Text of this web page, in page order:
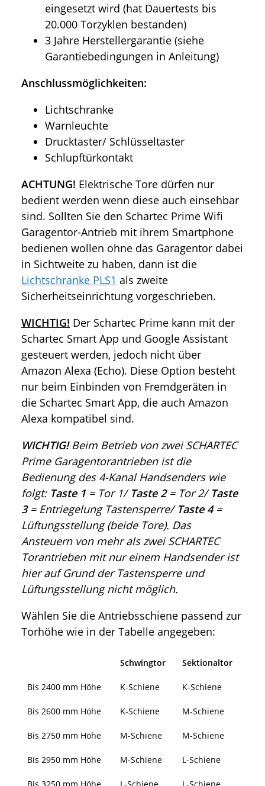
eingesetzt wird (hat Dauertests bis
20.000 Torzyklen bestanden)
3 Jahre Herstellergarantie (siehe
Garantiebedingungen in Anleitung)
Anschlussmöglichkeiten:
Lichtschranke
Warnleuchte
Drucktaster/ Schlüsseltaster
Schlupftürkontakt
ACHTUNG! Elektrische Tore dürfen nur
bedient werden wenn diese auch einsehbar
sind. Sollten Sie den Schartec Prime Wifi
Garagentor-Antrieb mit ihrem Smartphone
bedienen wollen ohne das Garagentor dabei
in Sichtweite zu haben, dann ist die
Lichtschranke PLS1 als zweite
Sicherheitseinrichtung vorgeschrieben.
WICHTIG! Der Schartec Prime kann mit der
Schartec Smart App und Google Assistant
gesteuert werden, jedoch nicht über
Amazon Alexa (Echo). Diese Option besteht
nur beim Einbinden von Fremdgeräten in
die Schartec Smart App, die auch Amazon
Alexa kompatibel sind.
WICHTIG!Beim Betrieb von zwei SCHARTEC
Prime Garagentorantrieben ist die
Bedienung des 4-Kanal Handsenders wie
folgt: Taste 1 = Tor 1/ Taste 2= Tor 2/ Taste
3= Entriegelung Tastensperre/ Taste 4=
Lüftungsstellung (beide Tore). Das
Ansteuern von mehr als zwei SCHARTEC
Torantrieben mit nur einem Handsender ist
hier auf Grund der Tastensperre und
Lüftungsstellung nicht möglich.
Wählen Sie die Antriebsschiene passend zur
Torhöhe wie in der Tabelle angegeben:
Schwingtor Sektionaltor
Bis 2400 mm Höhe K-Schiene K-Schiene
Bis 2600 mm Höhe K-Schiene M-Schiene
Bis 2750 mm Höhe M-Schiene M-Schiene
Bis 2950 mm Höhe M-Schiene L-Schiene